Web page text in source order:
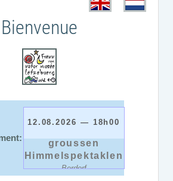
Bienvenue
12.08.2026 — 18h00
groussen
Himmelspektaklen
Berdorf